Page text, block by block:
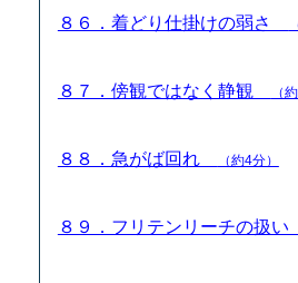
８６．着どり仕掛けの弱さ
８７．傍観ではなく静観 （
８８．急がば回れ （約4分）
８９．フリテンリーチの扱い